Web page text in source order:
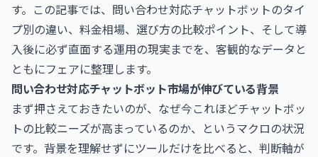
す。この記事では、問い合わせ対応チャットボットのタイ
プ別の違い、料金相場、選び方の比較ポイント、そして導
入後に必ず直面する運用の現実までを、客観的なデータと
ともにフェアに整理します。
問い合わせ対応チャットボット市場が伸びている背景
まず押さえておきたいのが、なぜ今これほどチャットボッ
トの比較ニーズが高まっているのか、というマクロの状況
です。背景を理解せずにツールだけを比べると、判断軸が